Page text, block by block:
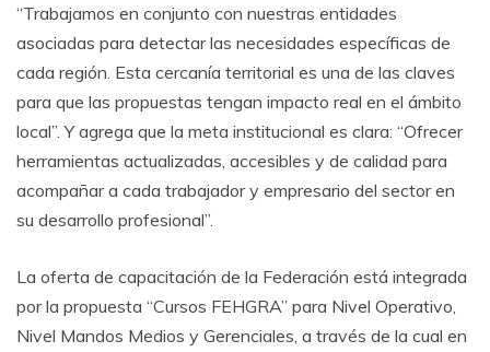
“Trabajamos en conjunto con nuestras entidades
asociadas para detectar las necesidades específicas de
cada región. Esta cercanía territorial es una de las claves
para que las propuestas tengan impacto real en el ámbito
local”. Y agrega que la meta institucional es clara: “Ofrecer
herramientas actualizadas, accesibles y de calidad para
acompañar a cada trabajador y empresario del sector en
su desarrollo profesional”.
La oferta de capacitación de la Federación está integrada
por la propuesta “Cursos FEHGRA” para Nivel Operativo,
Nivel Mandos Medios y Gerenciales, a través de la cual en